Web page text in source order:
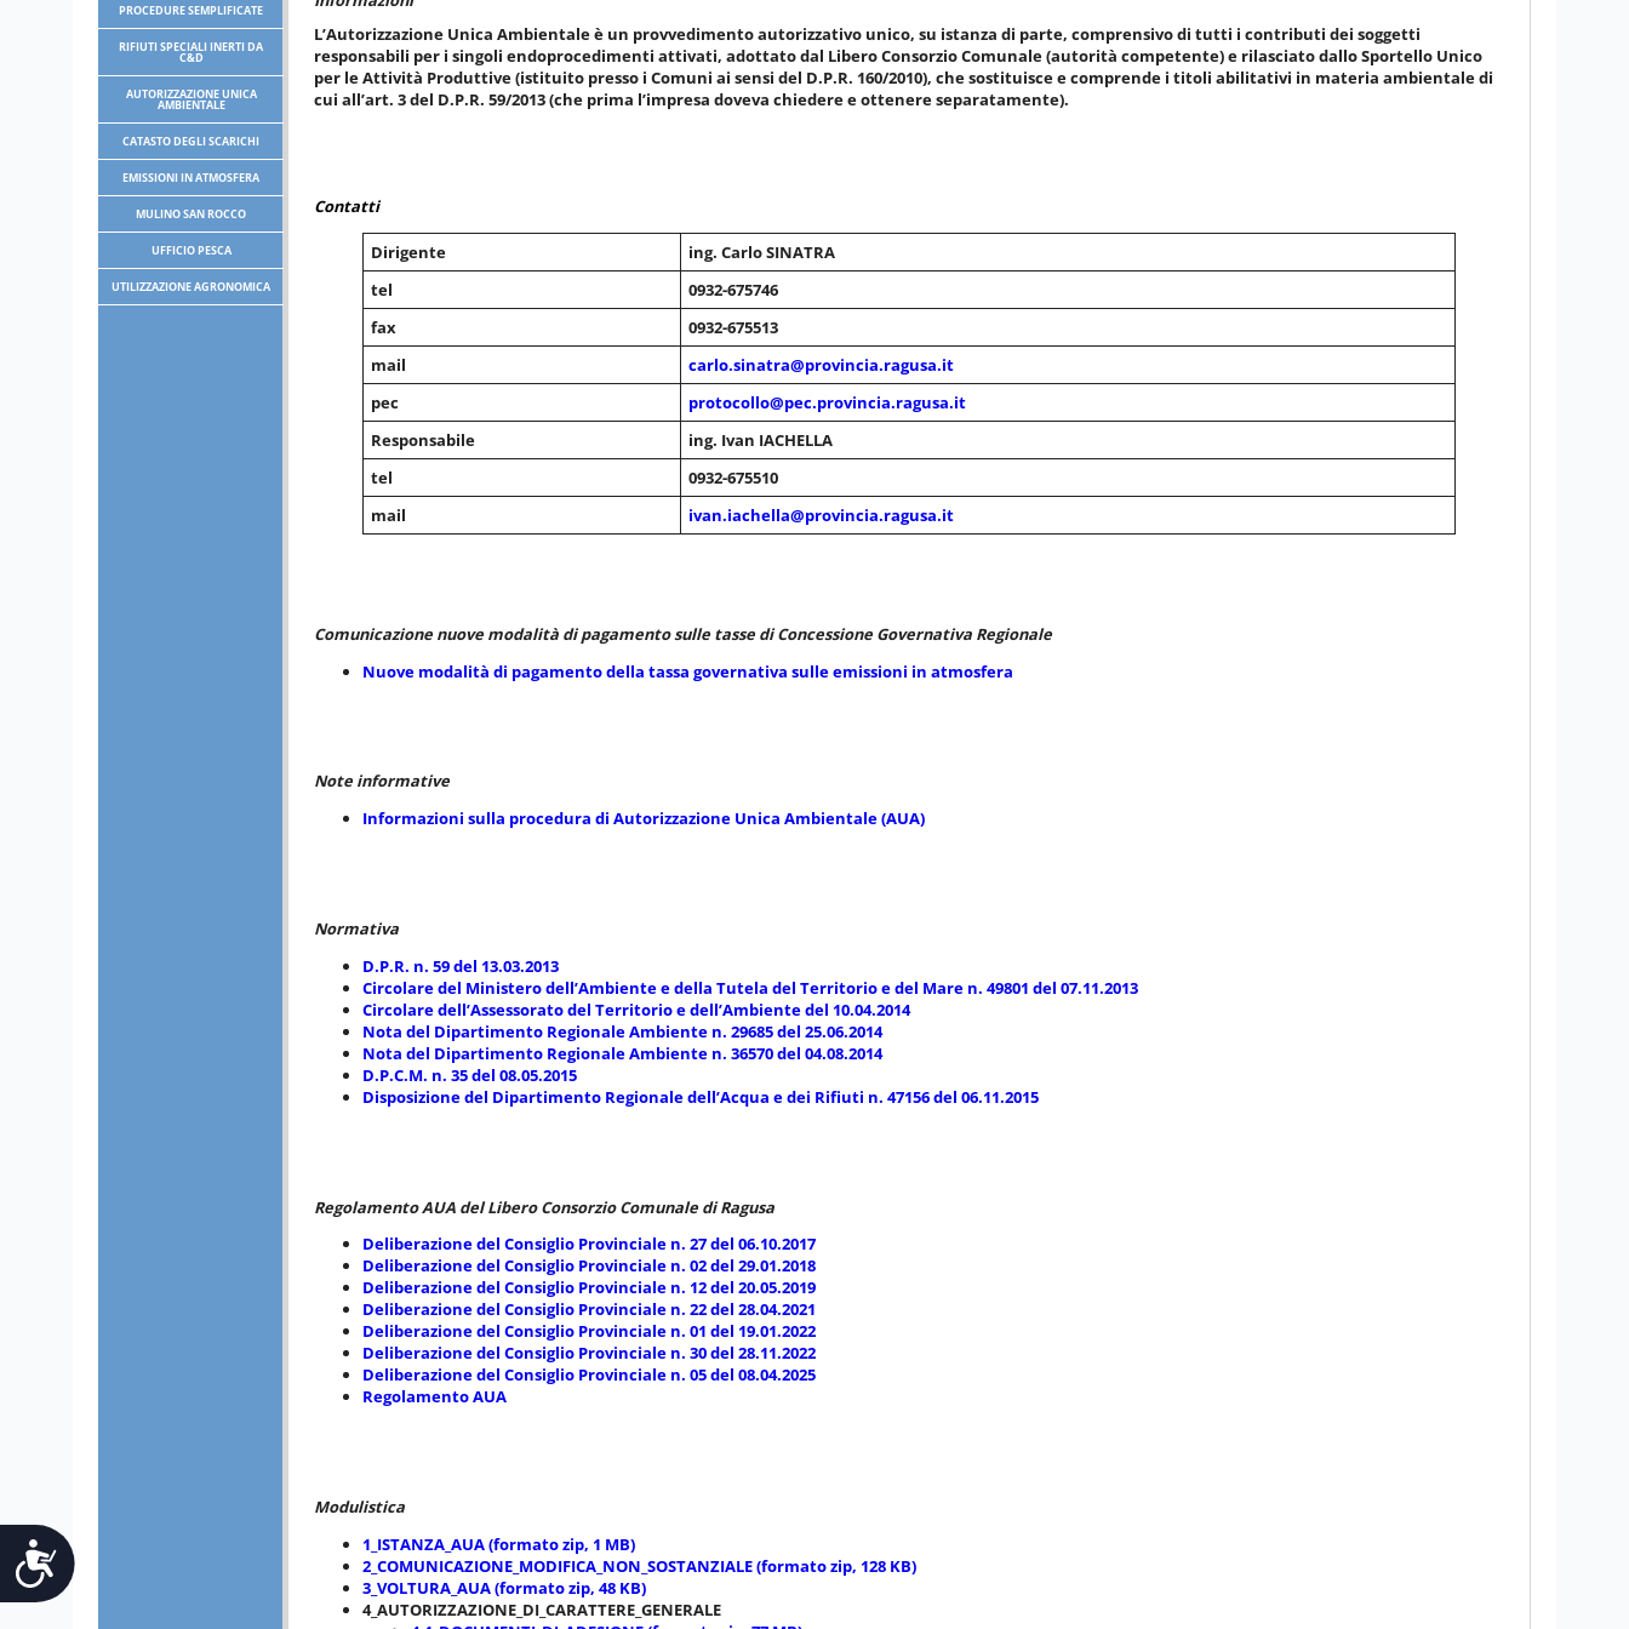
Accessibilità
PROCEDURE SEMPLIFICATE
RIFIUTI SPECIALI INERTI DA
C&D
AUTORIZZAZIONE UNICA
AMBIENTALE
CATASTO DEGLI SCARICHI
EMISSIONI IN ATMOSFERA
MULINO SAN ROCCO
UFFICIO PESCA
UTILIZZAZIONE AGRONOMICA
L’Autorizzazione Unica Ambientale è un provvedimento autorizzativo unico, su istanza di parte, comprensivo di tutti i contributi dei soggetti
responsabili per i singoli endoprocedimenti attivati, adottato dal Libero Consorzio Comunale (autorità competente) e rilasciato dallo Sportello Unico
per le Attività Produttive (istituito presso i Comuni ai sensi del D.P.R. 160/2010), che sostituisce e comprende i titoli abilitativi in materia ambientale di
cui all’art. 3 del D.P.R. 59/2013 (che prima l’impresa doveva chiedere e ottenere separatamente).
Contatti
Dirigente
ing. Carlo SINATRA
tel
0932-675746
fax
0932-675513
mail
carlo.sinatra@provincia.ragusa.it
pec
protocollo@pec.provincia.ragusa.it
Responsabile
ing. Ivan IACHELLA
tel
0932-675510
mail
ivan.iachella@provincia.ragusa.it
Comunicazione nuove modalità di pagamento sulle tasse di Concessione Governativa Regionale
Nuove modalità di pagamento della tassa governativa sulle emissioni in atmosfera
Note informative
Informazioni sulla procedura di Autorizzazione Unica Ambientale (AUA)
Normativa
D.P.R. n. 59 del 13.03.2013
Circolare del Ministero dell’Ambiente e della Tutela del Territorio e del Mare n. 49801 del 07.11.2013
Circolare dell’Assessorato del Territorio e dell’Ambiente del 10.04.2014
Nota del Dipartimento Regionale Ambiente n. 29685 del 25.06.2014
Nota del Dipartimento Regionale Ambiente n. 36570 del 04.08.2014
D.P.C.M. n. 35 del 08.05.2015
Disposizione del Dipartimento Regionale dell’Acqua e dei Rifiuti n. 47156 del 06.11.2015
Regolamento AUA del Libero Consorzio Comunale di Ragusa
Deliberazione del Consiglio Provinciale n. 27 del 06.10.2017
Deliberazione del Consiglio Provinciale n. 02 del 29.01.2018
Deliberazione del Consiglio Provinciale n. 12 del 20.05.2019
Deliberazione del Consiglio Provinciale n. 22 del 28.04.2021
Deliberazione del Consiglio Provinciale n. 01 del 19.01.2022
Deliberazione del Consiglio Provinciale n. 30 del 28.11.2022
Deliberazione del Consiglio Provinciale n. 05 del 08.04.2025
Regolamento AUA
Modulistica
1_ISTANZA_AUA (formato zip, 1 MB)
2_COMUNICAZIONE_MODIFICA_NON_SOSTANZIALE (formato zip, 128 KB)
3_VOLTURA_AUA (formato zip, 48 KB)
4_AUTORIZZAZIONE_DI_CARATTERE_GENERALE